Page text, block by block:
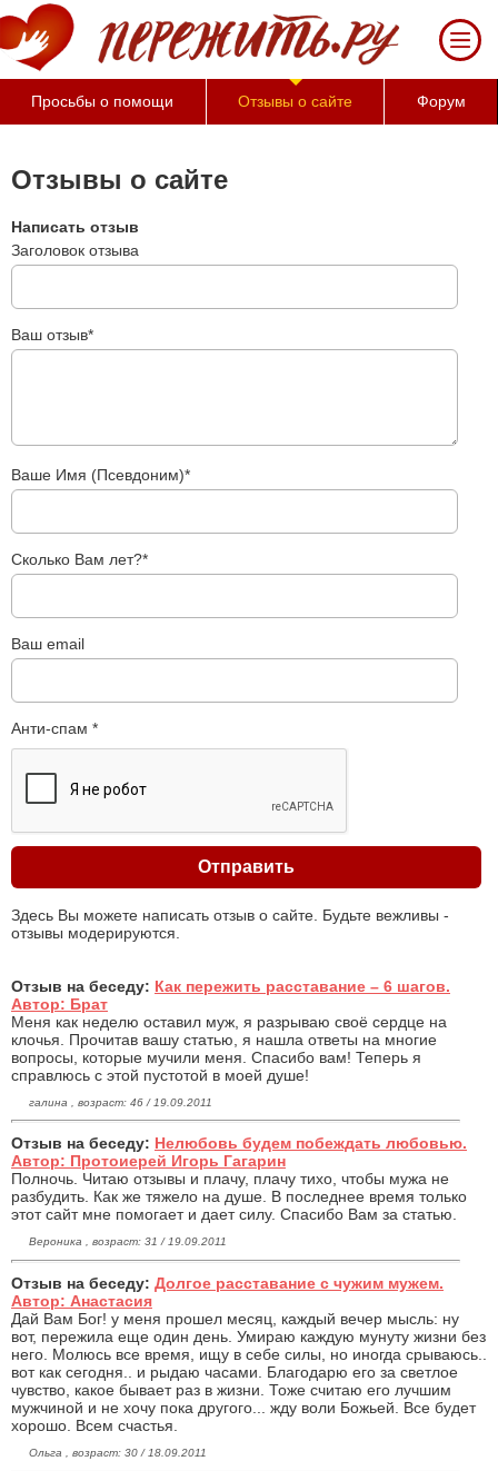
За
50
минут
Вы
можете
своего
и
его
причины
(бесплатно)
Просьбы о помощи Отзывы о сайте Форум
Отзывы о сайте
Написать отзыв
Заголовок отзыва
Ваш отзыв*
Ваше Имя (Псевдоним)*
Сколько Вам лет?*
Ваш email
Анти-спам *
Здесь Вы можете написать отзыв о сайте. Будьте вежливы -
отзывы модерируются.
Отзыв на беседу: Как пережить расставание – 6 шагов.
Автор: Брат
Меня как неделю оставил муж, я разрываю своё сердце на
клочья. Прочитав вашу статью, я нашла ответы на многие
вопросы, которые мучили меня. Спасибо вам! Теперь я
справлюсь с этой пустотой в моей душе!
галина , возраст: 46 / 19.09.2011
Отзыв на беседу: Нелюбовь будем побеждать любовью.
Автор: Протоиерей Игорь Гагарин
Полночь. Читаю отзывы и плачу, плачу тихо, чтобы мужа не
разбудить. Как же тяжело на душе. В последнее время только
этот сайт мне помогает и дает силу. Спасибо Вам за статью.
Вероника , возраст: 31 / 19.09.2011
Отзыв на беседу: Долгое расставание с чужим мужем.
Автор: Анастасия
Дай Вам Бог! у меня прошел месяц, каждый вечер мысль: ну
вот, пережила еще один день. Умираю каждую мунуту жизни без
него. Молюсь все время, ищу в себе силы, но иногда срываюсь..
вот как сегодня.. и рыдаю часами. Благодарю его за светлое
чувство, какое бывает раз в жизни. Тоже считаю его лучшим
мужчиной и не хочу пока другого... жду воли Божьей. Все будет
хорошо. Всем счастья.
Ольга , возраст: 30 / 18.09.2011